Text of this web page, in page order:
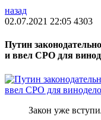
назад
02.07.2021 22:05 4303
Путин
и ввел СРО для
Закон уже